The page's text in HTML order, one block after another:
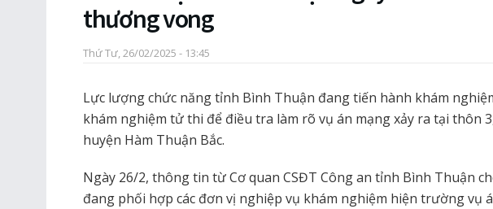
thương vong
Thứ Tư, 26/02/2025 - 13:45
Lực lượng chức năng tỉnh Bình Thuận đang tiến hành khám
khám nghiệm tử thi để điều tra làm rõ vụ án mạng xảy ra tại thôn
huyện Hàm Thuận Bắc.
Ngày 26/2, thông tin từ Cơ quan CSĐT Công an tỉnh Bình Thuận
đang phối hợp các đơn vị nghiệp vụ khám nghiệm hiện trường vụ